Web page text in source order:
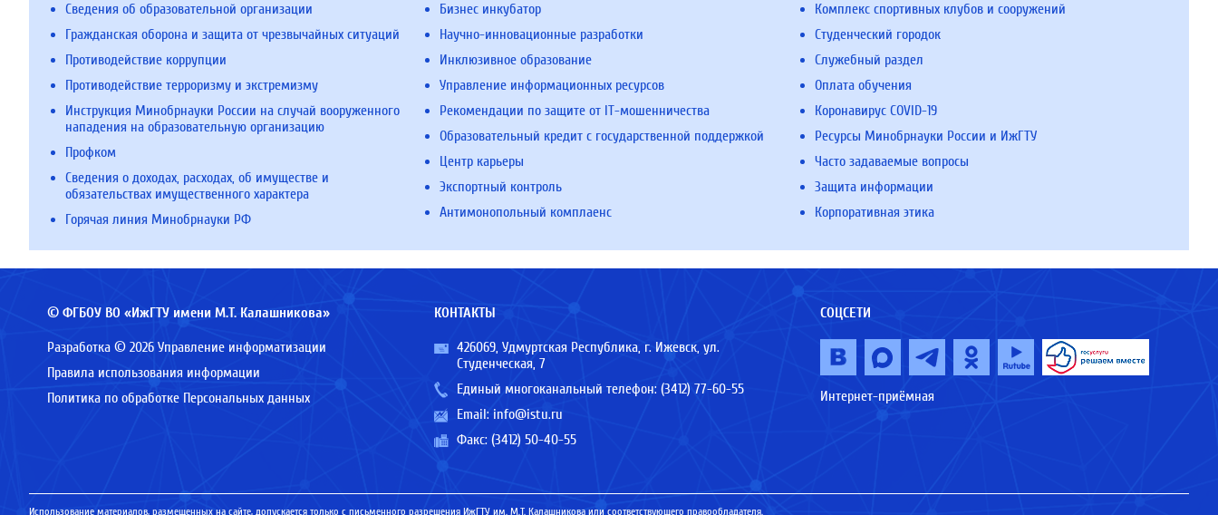
Сведения об образовательной организации
Гражданская оборона и защита от чрезвычайных ситуаций
Противодействие коррупции
Противодействие терроризму и экстремизму
Инструкция Минобрнауки России на случай вооруженного
нападения на образовательную организацию
Профком
Сведения о доходах, расходах, об имуществе и
обязательствах имущественного характера
Горячая линия Минобрнауки РФ
Бизнес инкубатор
Научно-инновационные разработки
Инклюзивное образование
Управление информационных ресурсов
Рекомендации по защите от IT-мошенничества
Образовательный кредит с государственной поддержкой
Центр карьеры
Экспортный контроль
Антимонопольный комплаенс
Комплекс спортивных клубов и сооружений
Студенческий городок
Служебный раздел
Оплата обучения
Коронавирус COVID-19
Ресурсы Минобрнауки России и ИжГТУ
Часто задаваемые вопросы
Защита информации
Корпоративная этика
© ФГБОУ ВО «ИжГТУ имени М.Т. Калашникова»
Разработка © 2026 Управление информатизации
Правила использования информации
Политика по обработке Персональных данных
КОНТАКТЫ
426069, Удмуртская Республика, г. Ижевск, ул.
Студенческая, 7
Единый многоканальный телефон: (3412) 77-60-55
Email: info@istu.ru
Факс: (3412) 50-40-55
СОЦСЕТИ
Интернет-приёмная
Использование материалов, размещенных на сайте, допускается только с письменного разрешения ИжГТУ им. М.Т. Калашникова или соответствующего правообладателя.